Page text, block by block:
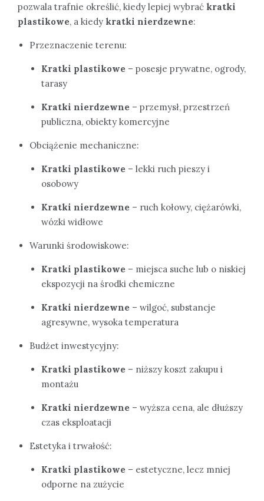
pozwala trafnie określić, kiedy lepiej wybrać kratki
plastikowe, a kiedy kratki nierdzewne:
Przeznaczenie terenu:
Kratki plastikowe – posesje prywatne, ogrody,
tarasy
Kratki nierdzewne – przemysł, przestrzeń
publiczna, obiekty komercyjne
Obciążenie mechaniczne:
Kratki plastikowe – lekki ruch pieszy i
osobowy
Kratki nierdzewne – ruch kołowy, ciężarówki,
wózki widłowe
Warunki środowiskowe:
Kratki plastikowe – miejsca suche lub o niskiej
ekspozycji na środki chemiczne
Kratki nierdzewne – wilgoć, substancje
agresywne, wysoka temperatura
Budżet inwestycyjny:
Kratki plastikowe – niższy koszt zakupu i
montażu
Kratki nierdzewne – wyższa cena, ale dłuższy
czas eksploatacji
Estetyka i trwałość:
Kratki plastikowe – estetyczne, lecz mniej
odporne na zużycie